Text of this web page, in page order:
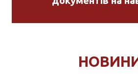
освіти створено
дистанційного